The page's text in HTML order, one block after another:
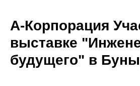
sale@ppu-snab.com
А-Корпорация
выставке
будущего" в